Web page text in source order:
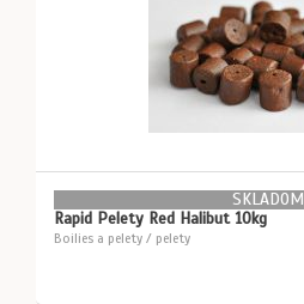
SKLADOM
Rapid Pelety Red Halibut 10kg
Boilies a pelety / pelety